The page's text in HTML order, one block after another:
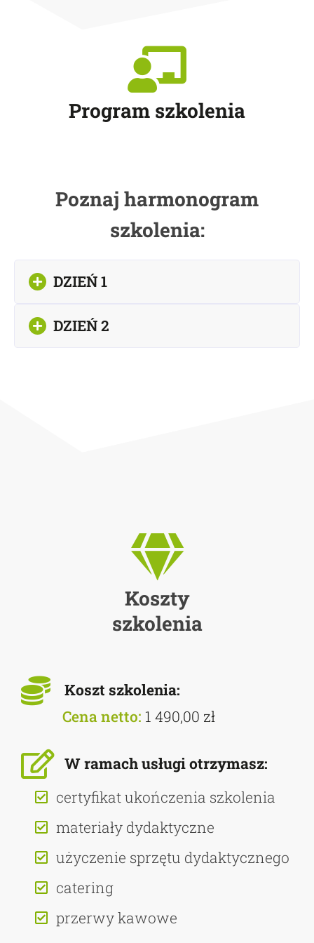
Program szkolenia
Poznaj harmonogram
szkolenia:
DZIEŃ 1
DZIEŃ 2
Koszt szkolenia:
Cena netto: 1 490,00 zł
W ramach usługi otrzymasz:
certyfikat ukończenia szkolenia
materiały dydaktyczne
użyczenie sprzętu dydaktycznego
catering
przerwy kawowe
Koszty
szkolenia